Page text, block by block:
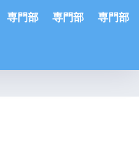
専門部 専門部 専門部